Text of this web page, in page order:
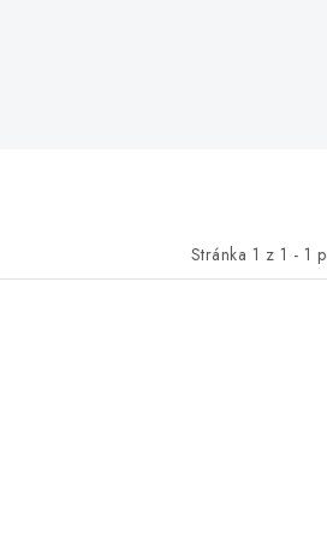
Stránka 1 z 1 - 1